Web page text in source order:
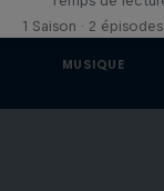
1 Saison · 2 épisodes
MUSIQUE